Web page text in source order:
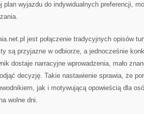
plan wyjazdu do indywidualnych preferencji,
jest połączenie tradycyjnych opisów
są przyjazne w odbiorze, a jednocześnie
dostaje narracyjne wprowadzenia, mało
decyzję. Takie nastawienie sprawia, że
jak i motywującą opowieścią dla
wolne dni.